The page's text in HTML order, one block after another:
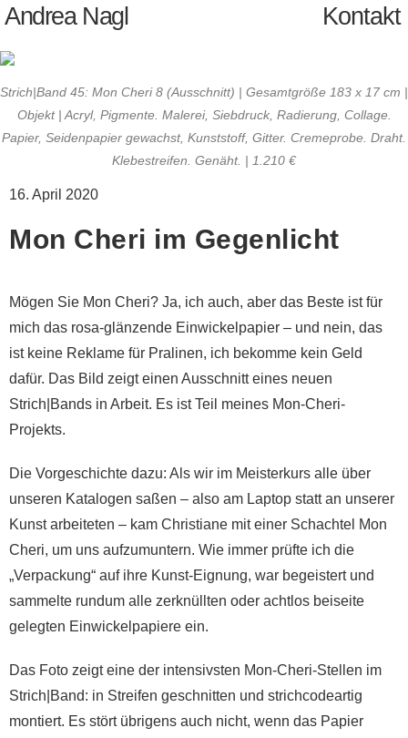
Andrea Nagl Kontakt
Strich|Band 45: Mon Cheri 8 (Ausschnitt) | Gesamtgröße 183 x 17 cm |
Objekt | Acryl, Pigmente. Malerei, Siebdruck, Radierung, Collage.
Papier, Seidenpapier gewachst, Kunststoff, Gitter. Cremeprobe. Draht.
Klebestreifen. Genäht. | 1.210 €
16. April 2020
Mon Cheri im Gegenlicht
Mögen Sie Mon Cheri? Ja, ich auch, aber das Beste ist für
mich das rosa-glänzende Einwickelpapier – und nein, das
ist keine Reklame für Pralinen, ich bekomme kein Geld
dafür. Das Bild zeigt einen Ausschnitt eines neuen
Strich|Bands in Arbeit. Es ist Teil meines Mon-Cheri-
Projekts.
Die Vorgeschichte dazu: Als wir im Meisterkurs alle über
unseren Katalogen saßen – also am Laptop statt an unserer
Kunst arbeiteten – kam Christiane mit einer Schachtel Mon
Cheri, um uns aufzumuntern. Wie immer prüfte ich die
„Verpackung“ auf ihre Kunst-Eignung, war begeistert und
sammelte rundum alle zerknüllten oder achtlos beiseite
gelegten Einwickelpapiere ein.
Das Foto zeigt eine der intensivsten Mon-Cheri-Stellen im
Strich|Band: in Streifen geschnitten und strichcodeartig
montiert. Es stört übrigens auch nicht, wenn das Papier